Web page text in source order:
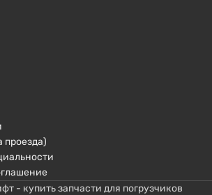
проезда)
- купить запчасти для погрузчиков